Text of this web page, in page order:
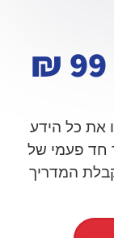
מחיר מיוחד: 99 ₪
את כל הידע
חד פעמי של
המדריך